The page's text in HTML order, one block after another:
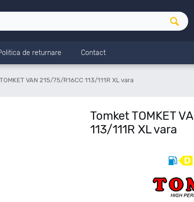
de returnare Contact
VAN 215/75/R16CC 113/111R XL vara
Tomket TOMKET
113/111R XL vara